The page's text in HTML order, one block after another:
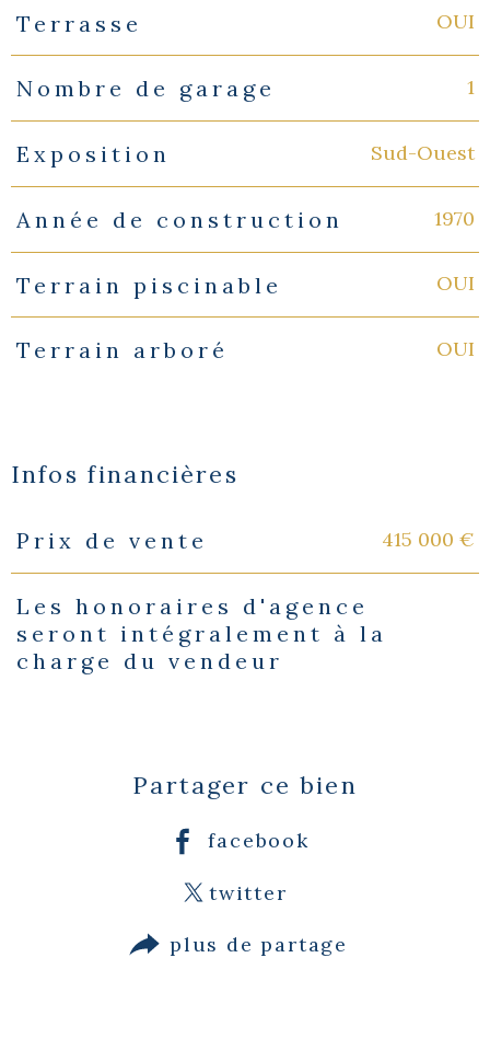
Terrasse OUI
Nombre de garage 1
Exposition Sud-Ouest
Année de construction 1970
Terrain piscinable OUI
Terrain arboré OUI
Infos financières
Caractéristiques Valeurs
Prix de vente 415 000 €
Les honoraires d'agence
seront intégralement à la
charge du vendeur
Partager ce bien
facebook
twitter
plus de partage